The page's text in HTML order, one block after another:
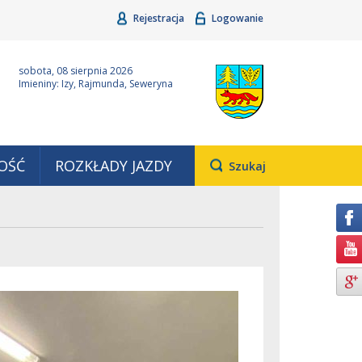
Rejestracja Logowanie
sobota, 08 sierpnia 2026
Imieniny: Izy, Rajmunda, Seweryna
ROZKŁADY JAZDY Szukaj